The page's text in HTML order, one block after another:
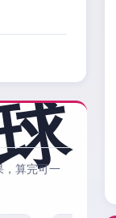
算完可一